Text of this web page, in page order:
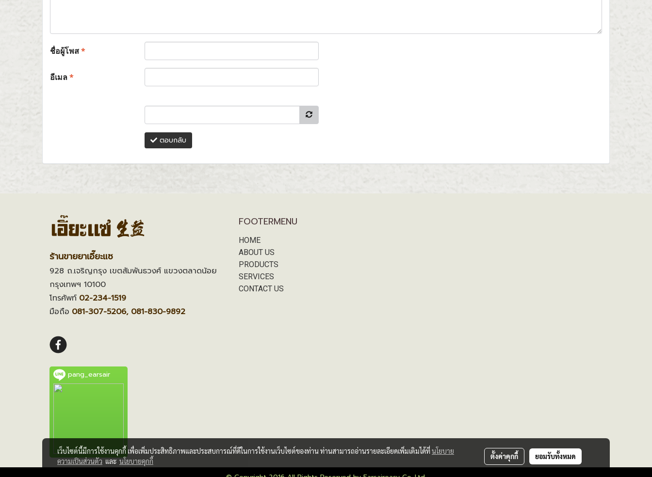
ชื่อผู้โพส*
อีเมล*
ตอบกลับ
ร้านขายยาเอี๊ยะแซ
928 ถ.เจริญกรุง เขตสัมพันธวงศ์ แขวงตลาดน้อย
กรุงเทพฯ 10100
โทรศัพท์ 02-234-1519
มือถือ 081-307-5206, 081-830-9892
pang_earsair
FOOTERMENU
HOME
ABOUT US
PRODUCTS
SERVICES
CONTACT US
เว็บไซต์นี้มีการใช้งานคุกกี้ เพื่อเพิ่มประสิทธิภาพและประสบการณ์ที่ดีในการใช้งานเว็บไซต์ของท่าน ท่านสามารถอ่านรายละเอียดเพิ่มเติมได้ที่นโยบาย
ความเป็นส่วนตัว และ นโยบายคุกกี้
ตั้งค่าคุกกี้ ยอมรับทั้งหมด